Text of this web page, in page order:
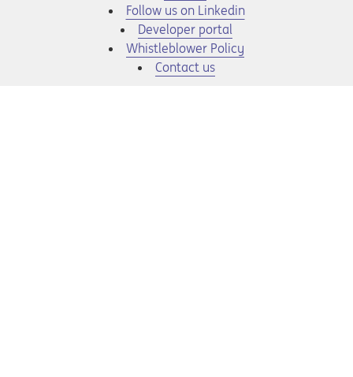
Opens in a new tab
Follow us on Linkedin
Opens in a new tab
Developer portal
Opens in a new tab
Whistleblower Policy
Contact us